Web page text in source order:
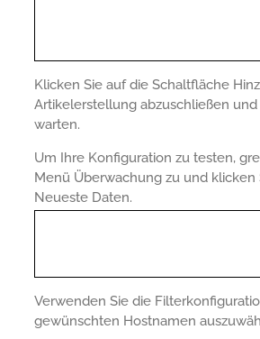
Klicken Sie auf die Schaltfläche
Artikelerstellung abzuschließen
warten.
Um Ihre Konfiguration zu testen,
Menü Überwachung zu und klicken
Neueste Daten.
Verwenden Sie die
gewünschten Hostnamen